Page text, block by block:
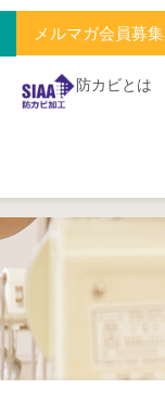
メルマガ会員募集
防カビとは